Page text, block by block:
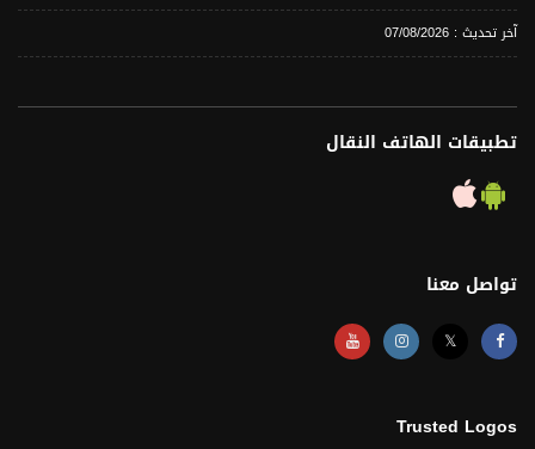
آخر تحديث : 07/08/2026
تطبيقات الهاتف النقال
تواصل معنا
𝕏
Trusted Logos